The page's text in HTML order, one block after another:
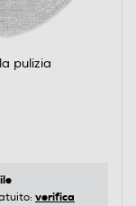
pulizia
verifica